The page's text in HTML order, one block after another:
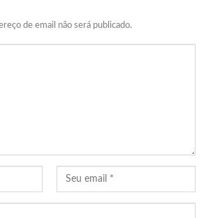
de email não será publicado.